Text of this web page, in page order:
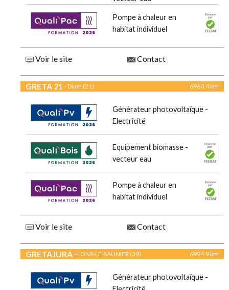
Pompe à chaleur en
habitat individuel
Voir le site Contact
GRETA 21 - Dijon (21) 6960.4 km
Générateur photovoltaïque -
Electricité
Equipement biomasse -
vecteur eau
Pompe à chaleur en
habitat individuel
Voir le site Contact
GRETAJURA - LONS-LE-SAUNIER (39) 6994.9 km
Générateur photovoltaïque -